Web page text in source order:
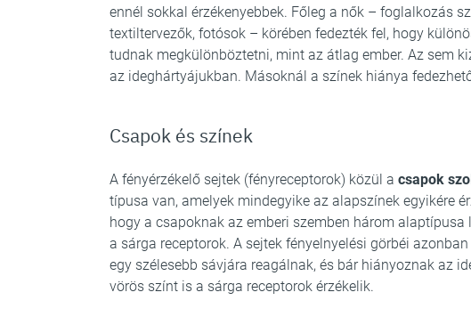
ennél sokkal érzékenyebbek. Főleg a nők – foglalkozás
textiltervezők, fotósok – körében fedezték fel, hogy
tudnak megkülönböztetni, mint az átlag ember. Az sem
az ideghártyájukban. Másoknál a színek hiánya
Csapok és színek
A fényérzékelő sejtek (fényreceptorok) közül a csapok
típusa van, amelyek mindegyike az alapszínek egyikére
hogy a csapoknak az emberi szemben három alaptípusa
a sárga receptorok. A sejtek fényelnyelési görbéi
egy szélesebb sávjára reagálnak, és bár hiányoznak az
vörös színt is a sárga receptorok érzékelik.